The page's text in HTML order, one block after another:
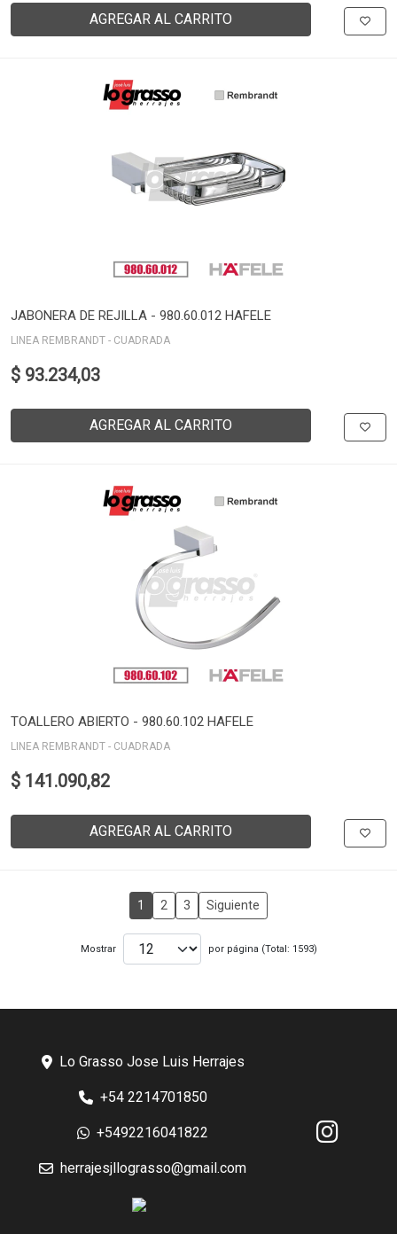
AGREGAR AL CARRITO
JABONERA DE REJILLA - 980.60.012 HAFELE
LINEA REMBRANDT - CUADRADA
$ 93.234,03
AGREGAR AL CARRITO
TOALLERO ABIERTO - 980.60.102 HAFELE
LINEA REMBRANDT - CUADRADA
$ 141.090,82
AGREGAR AL CARRITO
1 2 3 Siguiente
Mostrar por página (Total: 1593)
Lo Grasso Jose Luis Herrajes
+54 2214701850
+5492216041822
herrajesjllograsso@gmail.com